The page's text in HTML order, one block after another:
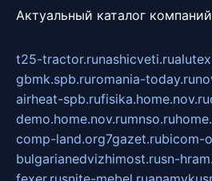
Актуальный каталог
t25-tractor.runashicveti.ru
gbmk.spb.ruromania-today.ru
airheat-spb.rufisika.home.nov.ru
demo.home.nov.rumnso.ru
comp-land.org7gazet.rubicom-
bulgarianedvizhimost.rusn-